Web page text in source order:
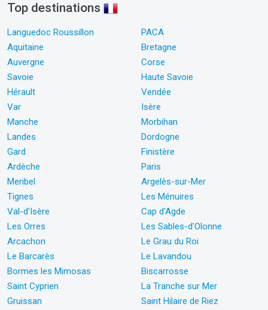
Top destinations
Languedoc Roussillon
PACA
Aquitaine
Bretagne
Auvergne
Corse
Savoie
Haute Savoie
Hérault
Vendée
Var
Isère
Manche
Morbihan
Landes
Dordogne
Gard
Finistère
Ardèche
Paris
Meribel
Argelès-sur-Mer
Tignes
Les Ménuires
Val-d'Isère
Cap d'Agde
Les Orres
Les Sables-d'Olonne
Arcachon
Le Grau du Roi
Le Barcarès
Le Lavandou
Bormes les Mimosas
Biscarrosse
Saint Cyprien
La Tranche sur Mer
Gruissan
Saint Hilaire de Riez